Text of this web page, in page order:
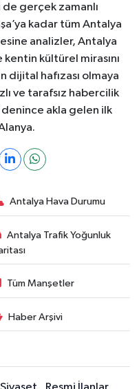
gerçek zamanlı
kadar tüm Antalya
analizler, Antalya
kültürel mirasını
dijital hafızası olmaya
ve tarafsız habercilik
denince akla gelen ilk
Antalya Hava Durumu
Antalya Trafik Yoğunluk
Tüm Manşetler
Haber Arşivi